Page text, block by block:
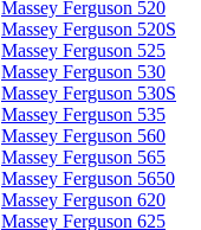
Massey Ferguson 520
Massey Ferguson 520S
Massey Ferguson 525
Massey Ferguson 530
Massey Ferguson 530S
Massey Ferguson 535
Massey Ferguson 560
Massey Ferguson 565
Massey Ferguson 5650
Massey Ferguson 620
Massey Ferguson 625